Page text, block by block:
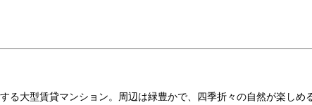
る大型賃貸マンション。周辺は緑豊かで、四季折々の自然が楽しめ